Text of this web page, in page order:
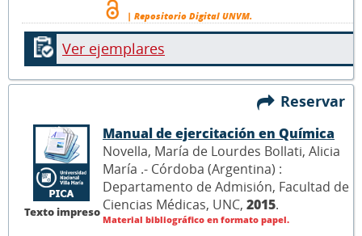
| Repositorio Digital UNVM.
Ver ejemplares
Reservar
Texto impreso
Manual de ejercitación en Química
Novella, María de Lourdes Bollati, Alicia
María .- Córdoba (Argentina) :
Departamento de Admisión, Facultad de
Ciencias Médicas, UNC, 2015.
Material bibliográfico en formato papel.